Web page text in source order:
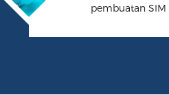
pembuatan SIM